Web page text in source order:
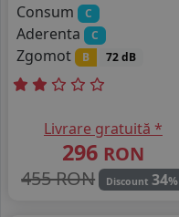
Consum
C
Aderenta C
Zgomot B 72 dB
Livrare gratuită *
296 RON
455 RON
Discount 34%